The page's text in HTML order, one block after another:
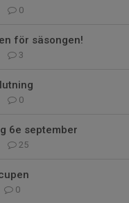
0
för säsongen!
3
0
6e september
25
0